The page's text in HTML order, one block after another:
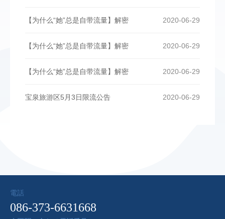
2020-06-29
【为什么“她”总是自带流量】解密
2020-06-29
【为什么“她”总是自带流量】解密
2020-06-29
【为什么“她”总是自带流量】解密
2020-06-29
宝泉旅游区5月3日限流公告
電話
086-373-6631668